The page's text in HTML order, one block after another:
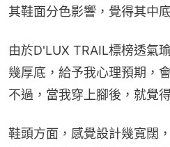
其鞋面分色影響，覺得其中
由於D'LUX TRAIL標榜透氣
幾厚底，給予我心理預期，
不過，當我穿上腳後，就覺
鞋頭方面，感覺設計幾寬闊